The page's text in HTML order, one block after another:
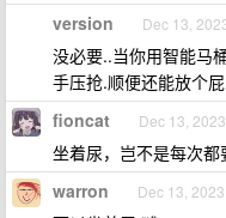
version Dec 13,
没必要..当你用智能马
手压抢.顺便还能放个
fioncat Dec 13, 2023
坐着尿，岂不是每次都
warron Dec 13, 2023